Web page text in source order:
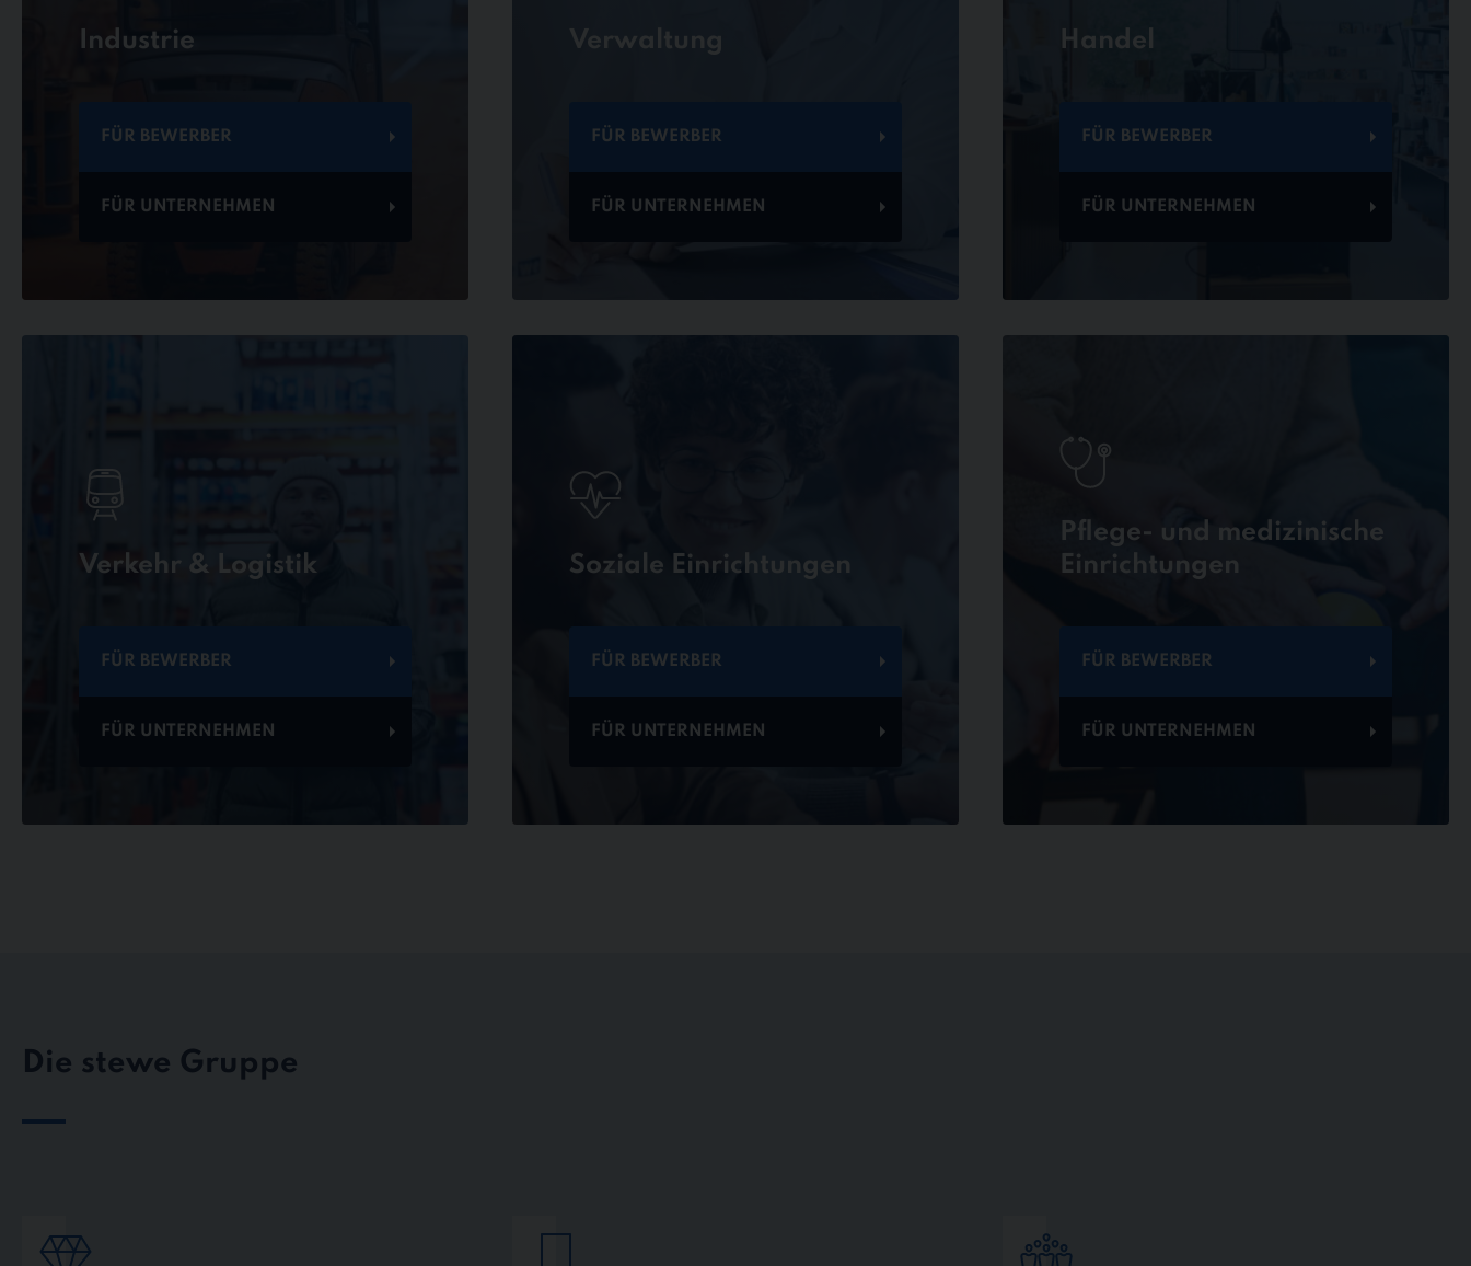
Industrie
FÜR BEWERBER
FÜR UNTERNEHMEN
Verwaltung
FÜR BEWERBER
FÜR UNTERNEHMEN
Handel
FÜR BEWERBER
FÜR UNTERNEHMEN
Verkehr & Logistik
FÜR BEWERBER
FÜR UNTERNEHMEN
Soziale Einrichtungen
FÜR BEWERBER
FÜR UNTERNEHMEN
Pflege- und medizinische
Einrichtungen
FÜR BEWERBER
FÜR UNTERNEHMEN
Die stewe Gruppe